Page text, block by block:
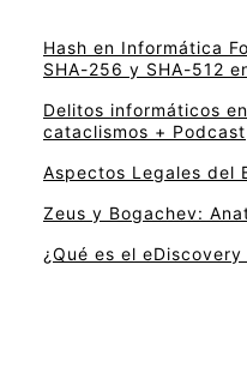
Hash en Informática
SHA-256 y SHA-512
Delitos informáticos
cataclismos + Podcast
Aspectos Legales del
Zeus y Bogachev:
¿Qué es el